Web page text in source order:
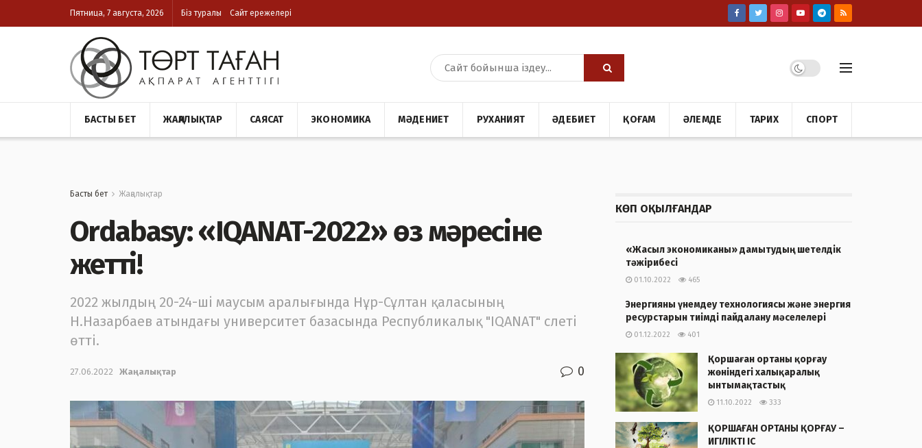
Пятница, 7 августа, 2026 Біз туралы Сайт ережелері
БАСТЫ БЕТ ЖАҢАЛЫҚТАР САЯСАТ ЭКОНОМИКА МӘДЕНИЕТ РУХАНИЯТ ӘДЕБИЕТ ҚОҒАМ ӘЛЕМДЕ ТАРИХ СПОРТ
Басты бет Жаңалықтар
Ordabasy: «IQANAT-2022» өз мәресіне
жетті!
2022 жылдың 20-24-ші маусым аралығында Нұр-Сұлтан қаласының
Н.Назарбаев атындағы университет базасында Республикалық "IQANAT" слеті
өтті.
27.06.2022 Жаңалықтар 0
КӨП ОҚЫЛҒАНДАР
«Жасыл экономиканы» дамытудың шетелдік
тәжірибесі
01.10.2022 465
Энергияны үнемдеу технологиясы және энергия
ресурстарын тиімді пайдалану мәселелері
01.12.2022 401
Қоршаған ортаны қорғау
жөніндегі халықаралық
ынтымақтастық
11.10.2022 333
ҚОРШАҒАН ОРТАНЫ ҚОРҒАУ –
ИГІЛІКТІ ІС